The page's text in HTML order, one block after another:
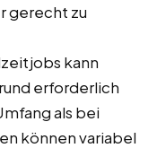
gerecht zu
kann
erforderlich
als bei
können variabel